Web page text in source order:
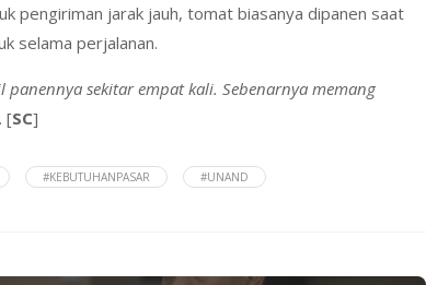
pengiriman jarak jauh, tomat biasanya dipanen saat
selama perjalanan.
sekitar empat kali. Sebenarnya memang
[SC]
#KEBUTUHANPASAR #UNAND